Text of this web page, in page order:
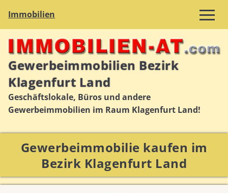
Immobilien
Gewerbeimmobilien Bezirk
Klagenfurt Land
Geschäftslokale, Büros und andere
Gewerbeimmobilien im Raum Klagenfurt Land!
Gewerbeimmobilie kaufen im
Bezirk Klagenfurt Land